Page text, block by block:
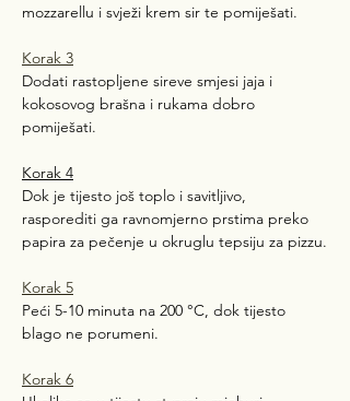
mozzarellu i svježi krem sir te pomiješati.
Korak 3
Dodati rastopljene sireve smjesi jaja i
kokosovog brašna i rukama dobro
pomiješati.
Korak 4
Dok je tijesto još toplo i savitljivo,
rasporediti ga ravnomjerno prstima preko
papira za pečenje u okruglu tepsiju za pizzu.
Korak 5
Peći 5-10 minuta na 200 °C, dok tijesto
blago ne porumeni.
Korak 6